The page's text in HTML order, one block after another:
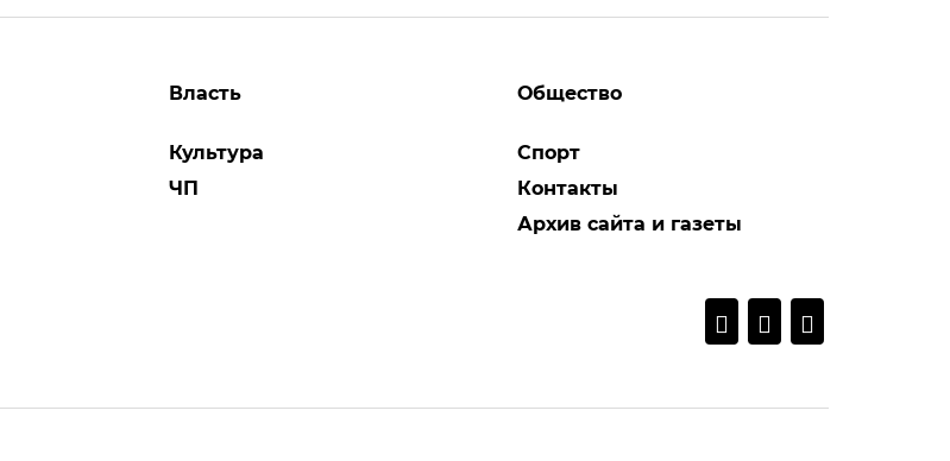
Власть
Культура
ЧП
Общество
Спорт
Контакты
Архив сайта и газеты